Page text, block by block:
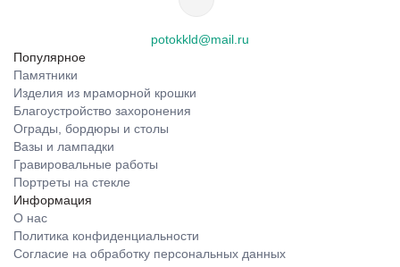
potokkld@mail.ru
Популярное
Памятники
Изделия из мраморной крошки
Благоустройство захоронения
Ограды, бордюры и столы
Вазы и лампадки
Гравировальные работы
Портреты на стекле
Информация
О нас
Политика конфиденциальности
Согласие на обработку персональных данных